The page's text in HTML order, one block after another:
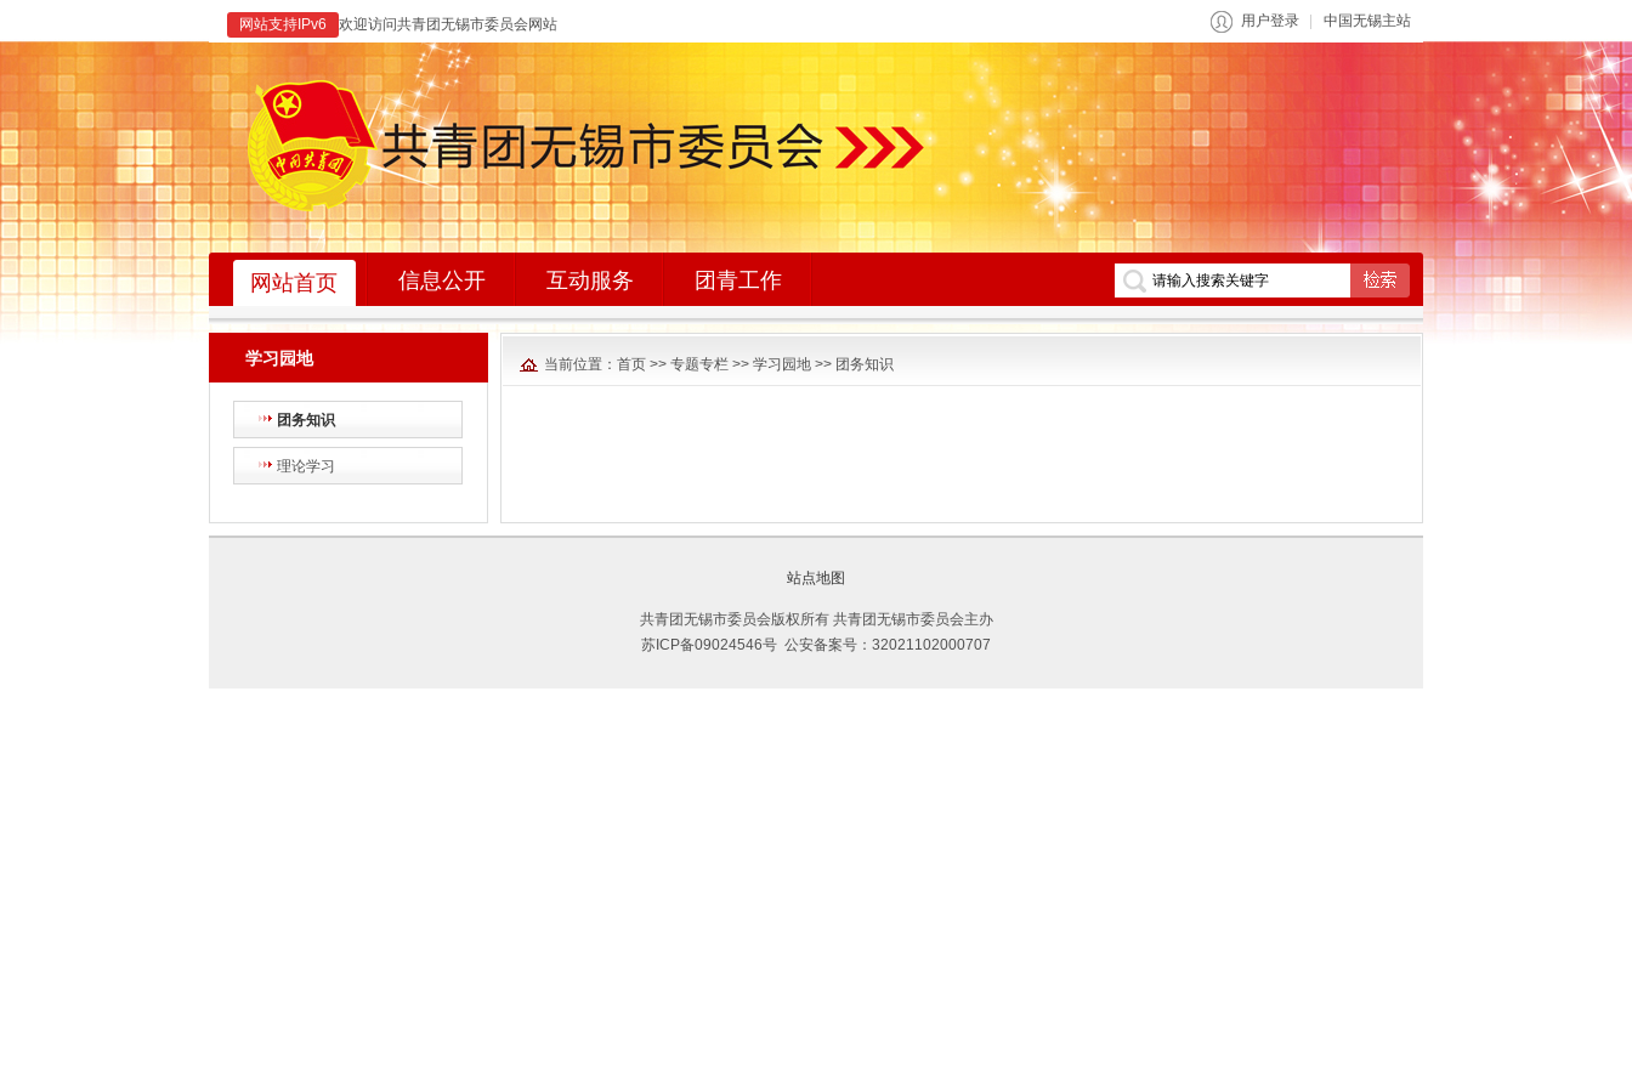
网站支持IPv6 欢迎访问共青团无锡市委员会网站 用户登录 中国无锡主站
网站首页 信息公开 互动服务 团青工作
学习园地
团务知识
理论学习
当前位置： 首页 >> 专题专栏 >> 学习园地 >> 团务知识
站点地图
共青团无锡市委员会版权所有 共青团无锡市委员会主办
苏ICP备09024546号 公安备案号：32021102000707